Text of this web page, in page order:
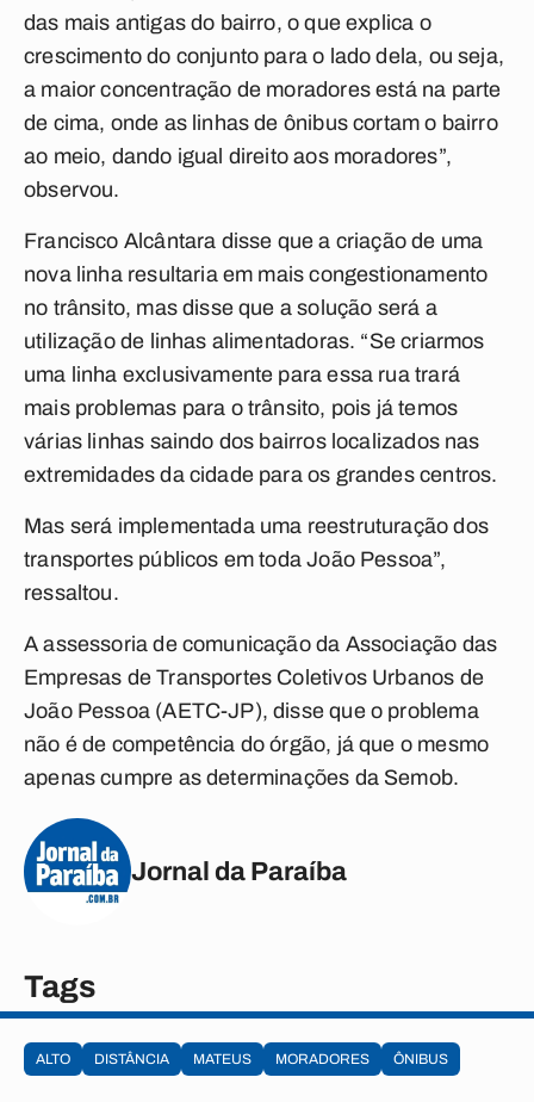
das mais antigas do bairro, o que explica o
crescimento do conjunto para o lado dela, ou seja,
a maior concentração de moradores está na parte
de cima, onde as linhas de ônibus cortam o bairro
ao meio, dando igual direito aos moradores”,
observou.
Francisco Alcântara disse que a criação de uma
nova linha resultaria em mais congestionamento
no trânsito, mas disse que a solução será a
utilização de linhas alimentadoras. “Se criarmos
uma linha exclusivamente para essa rua trará
mais problemas para o trânsito, pois já temos
várias linhas saindo dos bairros localizados nas
extremidades da cidade para os grandes centros.
Mas será implementada uma reestruturação dos
transportes públicos em toda João Pessoa”,
ressaltou.
A assessoria de comunicação da Associação das
Empresas de Transportes Coletivos Urbanos de
João Pessoa (AETC-JP), disse que o problema
não é de competência do órgão, já que o mesmo
apenas cumpre as determinações da Semob.
Jornal da Paraíba
Tags
ALTO DISTÂNCIA MATEUS MORADORES ÔNIBUS